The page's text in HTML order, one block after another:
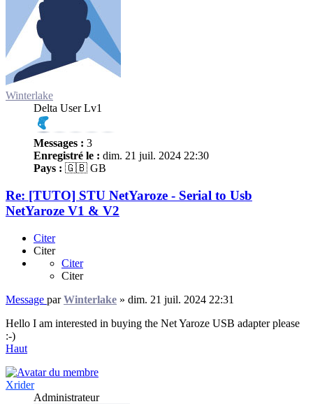
Winterlake
Delta User Lv1
Messages : 3
Enregistré le : dim. 21 juil. 2024 22:30
Pays : 🇬🇧 GB
Re: [TUTO] STU NetYaroze - Serial to Usb
NetYaroze V1 & V2
Citer
Citer
Citer
Citer
Message parWinterlake » dim. 21 juil. 2024 22:31
Hello I am interested in buying the Net Yaroze USB adapter please
:-)
Haut
Xrider
Administrateur